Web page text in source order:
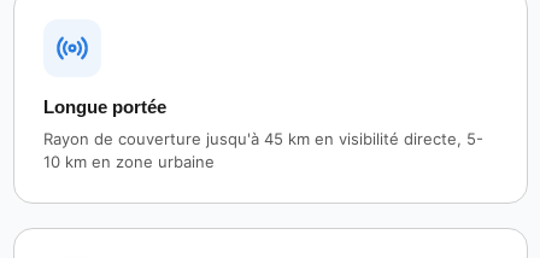
Longue portée
Rayon de couverture jusqu'à 45 km en visibilité directe, 5-
10 km en zone urbaine